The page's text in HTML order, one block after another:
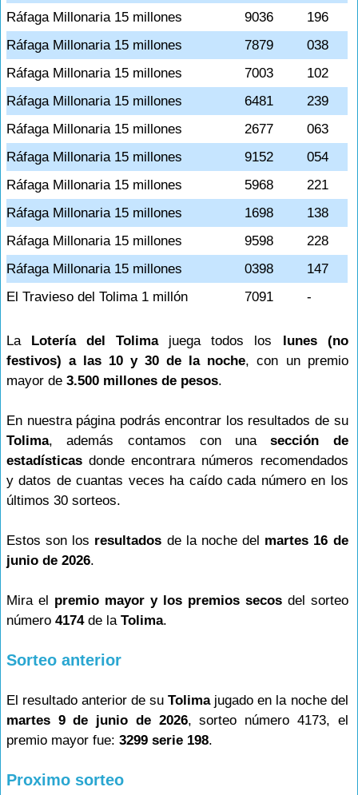
Ráfaga Millonaria 15 millones
9036
196
Ráfaga Millonaria 15 millones
7879
038
Ráfaga Millonaria 15 millones
7003
102
Ráfaga Millonaria 15 millones
6481
239
Ráfaga Millonaria 15 millones
2677
063
Ráfaga Millonaria 15 millones
9152
054
Ráfaga Millonaria 15 millones
5968
221
Ráfaga Millonaria 15 millones
1698
138
Ráfaga Millonaria 15 millones
9598
228
Ráfaga Millonaria 15 millones
0398
147
El Travieso del Tolima 1 millón
7091 -
La Lotería del Tolimajuega todos los lunes (no
festivos) a las 10 y 30 de la noche, con un premio
mayor de 3.500 millones de pesos.
En nuestra página podrás encontrar los resultados de su
Tolima, además contamos con unasección de
estadísticas donde encontrara números recomendados
y datos de cuantas veces ha caído cada número en los
últimos 30 sorteos.
Estos son los resultados de la noche del martes 16 de
junio de 2026.
Mira el premio mayor y los premios secosdel sorteo
número 4174de la Tolima.
Sorteo anterior
El resultado anterior de suTolimajugado en la noche del
martes 9 de junio de 2026, sorteo número 4173, el
premio mayor fue: 3299 serie 198.
Proximo sorteo